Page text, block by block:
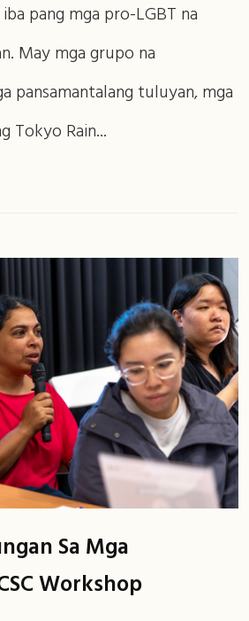
pang mga pro-LGBT na
May mga grupo na
pansamantalang tuluyan, mga
Tokyo Rain...
Sa Mga
Workshop